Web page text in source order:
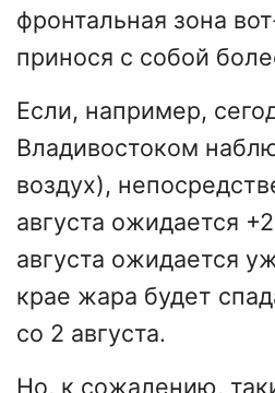
фронтальная зона
принося с собой
Если, например,
Владивостоком
воздух),
августа ожидается
августа ожидается
крае жара будет
со 2 августа.
Но, к сожалению,